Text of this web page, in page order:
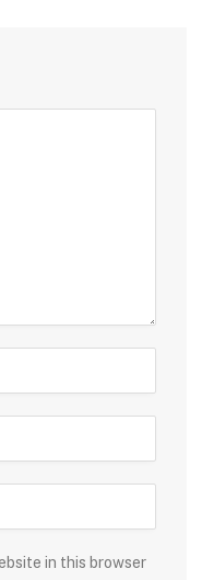
in this browser